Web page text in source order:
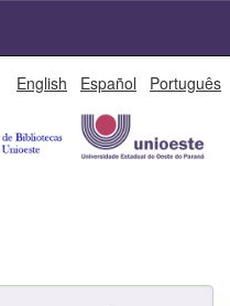
English Español Português